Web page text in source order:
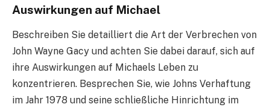
Auswirkungen auf Michael
Beschreiben Sie detailliert die Art der Verbrechen von
John Wayne Gacy und achten Sie dabei darauf, sich auf
ihre Auswirkungen auf Michaels Leben zu
konzentrieren. Besprechen Sie, wie Johns Verhaftung
im Jahr 1978 und seine schließliche Hinrichtung im